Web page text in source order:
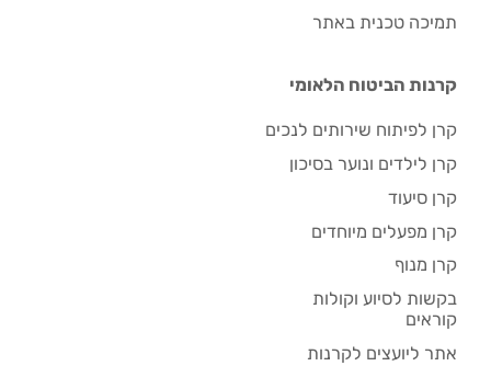
תמיכה טכנית באתר
קרנות הביטוח הלאומי
קרן לפיתוח שירותים לנכים
קרן לילדים ונוער בסיכון
קרן סיעוד
קרן מפעלים מיוחדים
קרן מנוף
בקשות לסיוע וקולות
קוראים
אתר ליועצים לקרנות